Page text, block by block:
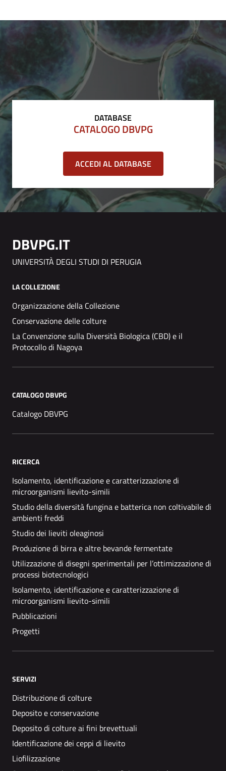
DATABASE
CATALOGO DBVPG
ACCEDI AL DATABASE
DBVPG.IT
UNIVERSITÀ DEGLI STUDI DI PERUGIA
LA COLLEZIONE
Organizzazione della Collezione
Conservazione delle colture
La Convenzione sulla Diversità Biologica (CBD) e il
Protocollo di Nagoya
CATALOGO DBVPG
Catalogo DBVPG
RICERCA
Isolamento, identificazione e caratterizzazione di
microorganismi lievito-simili
Studio della diversità fungina e batterica non coltivabile di
ambienti freddi
Studio dei lieviti oleaginosi
Produzione di birra e altre bevande fermentate
Utilizzazione di disegni sperimentali per l’ottimizzazione di
processi biotecnologici
Isolamento, identificazione e caratterizzazione di
microorganismi lievito-simili
Pubblicazioni
Progetti
SERVIZI
Distribuzione di colture
Deposito e conservazione
Deposito di colture ai fini brevettuali
Identificazione dei ceppi di lievito
Liofilizzazione